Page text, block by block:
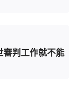
審判的是人類敗
審判人的所有罪
病。審判的工作
審判工作就不能